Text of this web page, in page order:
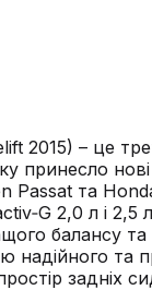
2015) – це
принесло
та
2,0 л і
балансу
надійного та
задніх